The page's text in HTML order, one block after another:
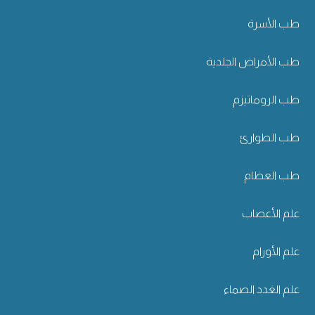
طب الأسرة
طب الأمراض الجلدية
طب الروماتيزم
طب الطوارئ
طب العظام
علم الأعصاب
علم الأورام
علم الغدد الصماء